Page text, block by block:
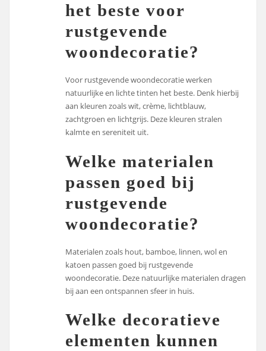
het beste voor
rustgevende
woondecoratie?
Voor rustgevende woondecoratie werken
natuurlijke en lichte tinten het beste. Denk hierbij
aan kleuren zoals wit, crème, lichtblauw,
zachtgroen en lichtgrijs. Deze kleuren stralen
kalmte en sereniteit uit.
Welke materialen
passen goed bij
rustgevende
woondecoratie?
Materialen zoals hout, bamboe, linnen, wol en
katoen passen goed bij rustgevende
woondecoratie. Deze natuurlijke materialen dragen
bij aan een ontspannen sfeer in huis.
Welke decoratieve
elementen kunnen